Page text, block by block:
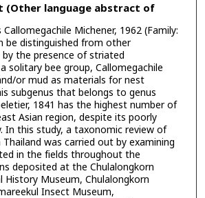
(Other language abstract of
Michener, 1962 (Family:
be distinguished from other
by the presence of striated
solitary bee group, Callomegachile
or mud as materials for nest
subgenus that belongs to genus
1841 has the highest number of
Asian region, despite its poorly
In this study, a taxonomic review of
Thailand was carried out by examining
in the fields throughout the
deposited at the Chulalongkorn
History Museum, Chulalongkorn
Insect Museum,